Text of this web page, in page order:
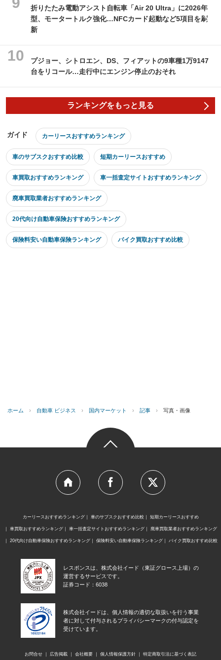
折りたたみ電動アシスト自転車「Air 20 Ultra」に2026年
型、モータートルク強化…NFCカード起動など5項目を刷
新
プジョー、シトロエン、DS、フィアットの9車種1万9147
台をリコール…走行中にエンジン停止のおそれ
ランキングをもっと見る
ガイド カーリースおすすめランキング
車のサブスクおすすめ比較 短期カーリースおすすめ
車買取おすすめランキング 車一括査定サイトおすすめランキング
廃車買取業者おすすめランキング
20代向け自動車保険おすすめランキング
保険料安い自動車保険ランキング バイク買取おすすめ比較
ホーム › 自動車 ビジネス › 国内マーケット › 記事 › 写真・画像
カーリースおすすめランキング 車のサブスクおすすめ比較 短期カーリースおすすめ
車買取おすすめランキング 車一括査定サイトおすすめランキング 廃車買取業者おすすめランキング
20代向け自動車保険おすすめランキング 保険料安い自動車保険ランキング バイク買取おすすめ比較
レスポンスは、株式会社イード（東証グロース上場）の
運営するサービスです。
証券コード：6038
株式会社イードは、個人情報の適切な取扱いを行う事業
者に対して付与されるプライバシーマークの付与認定を
受けています。
お問合せ 広告掲載 会社概要 個人情報保護方針 特定商取引法に基づく表記